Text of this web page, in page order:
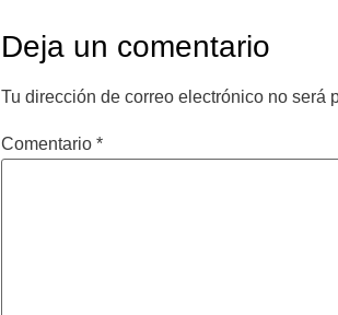
Deja un comentario
Tu dirección de correo electrónico no será
Comentario *